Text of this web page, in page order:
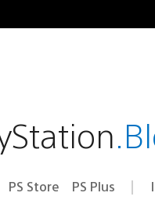
PS Store PS Plus